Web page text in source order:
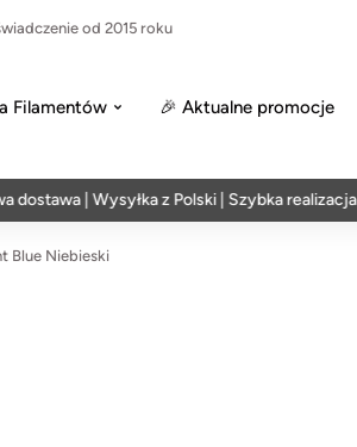
od 2015 roku
Filamentów 🎉 Aktualne promocje
| Wysyłka z Polski | Szybka realizacja w 24h
Blue Niebieski